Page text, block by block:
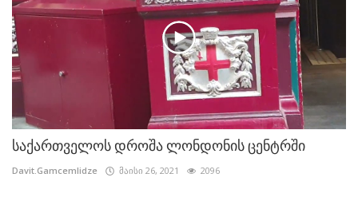
საქართველოს დროშა ლონდონის ცენტრში
Davit.Gamcemlidze მაისი 26, 2021 2096